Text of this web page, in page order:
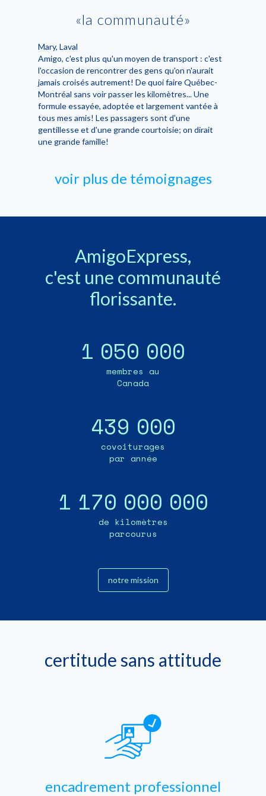
la communauté
Mary, Laval
Amigo, c'est plus qu'un moyen de transport : c'est
l'occasion de rencontrer des gens qu'on n'aurait
jamais croisés autrement! De quoi faire Québec-
Montréal sans voir passer les kilomètres... Une
formule essayée, adoptée et largement vantée à
tous mes amis! Les passagers sont d'une
gentillesse et d'une grande courtoisie; on dirait
une grande famille!
voir plus de témoignages
AmigoExpress,
c'est une communauté
florissante.
1 050 000
membres au
Canada
439 000
covoiturages
par année
1 170 000 000
de kilomètres
parcourus
notre mission
certitude sans attitude
encadrement professionnel